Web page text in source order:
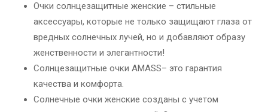
Очки солнцезащитные женские – стильные
аксессуары, которые не только защищают глаза от
вредных солнечных лучей, но и добавляют образу
женственности и элегантности!
Солнцезащитные очки AMASS– это гарантия
качества и комфорта.
Солнечные очки женские созданы с учетом